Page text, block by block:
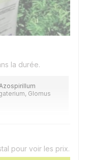
la durée.
Glomus
caractéristiques
pour voir les prix.